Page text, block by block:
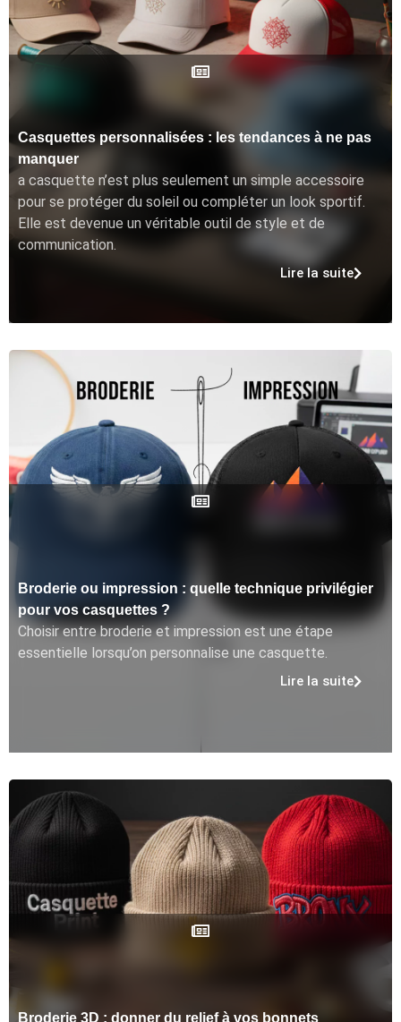
Casquettes personnalisées : les tendances à ne pas
manquer
a casquette n’est plus seulement un simple accessoire
pour se protéger du soleil ou compléter un look sportif.
Elle est devenue un véritable outil de style et de
communication.
Lire la suite
Broderie ou impression : quelle technique privilégier
pour vos casquettes ?
Choisir entre broderie et impression est une étape
essentielle lorsqu’on personnalise une casquette.
Lire la suite
Broderie 3D : donner du relief à vos bonnets